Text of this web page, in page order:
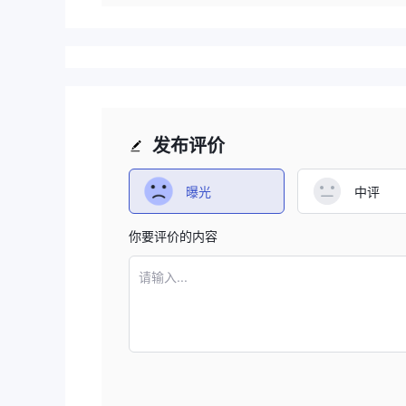
发布评价
曝光 中评
你要评价的内容
请输入...